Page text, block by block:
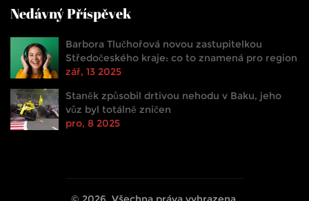
Nedávný Příspěvek
Barbora Tlučhořová novou zastupitelkou
Středočeského kraje: co to znamená pro region
zář, 13 2025
Staněk způsobil drtivou nehodu v Baku, jeho
vůz byl totálně zničen
pro, 8 2025